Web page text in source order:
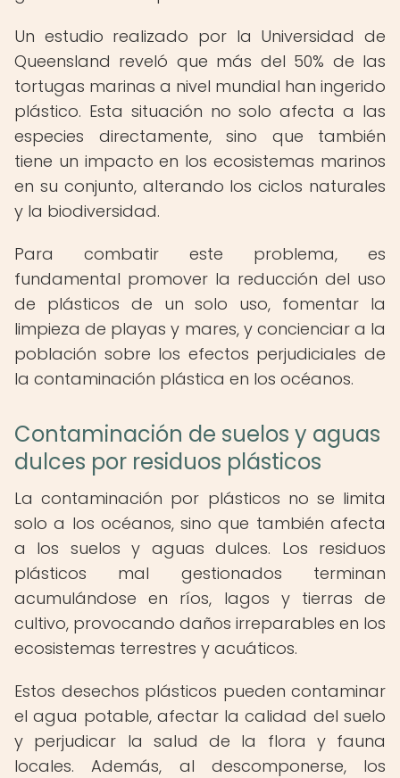
Un estudio realizado por la Universidad de
Queensland reveló que más del 50% de las
tortugas marinas a nivel mundial han ingerido
plástico. Esta situación no solo afecta a las
especies directamente, sino que también
tiene un impacto en los ecosistemas marinos
en su conjunto, alterando los ciclos naturales
y la biodiversidad.
Para combatir este problema, es
fundamental promover la reducción del uso
de plásticos de un solo uso, fomentar la
limpieza de playas y mares, y concienciar a la
población sobre los efectos perjudiciales de
la contaminación plástica en los océanos.
Contaminación de suelos y aguas
dulces por residuos plásticos
La contaminación por plásticos no se limita
solo a los océanos, sino que también afecta
a los suelos y aguas dulces. Los residuos
plásticos mal gestionados terminan
acumulándose en ríos, lagos y tierras de
cultivo, provocando daños irreparables en los
ecosistemas terrestres y acuáticos.
Estos desechos plásticos pueden contaminar
el agua potable, afectar la calidad del suelo
y perjudicar la salud de la flora y fauna
locales. Además, al descomponerse, los